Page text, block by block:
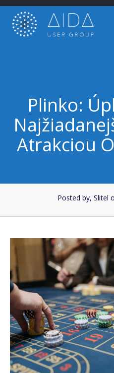
Skip
content
Plinko:
Atrakciou
Posted by, Slitel